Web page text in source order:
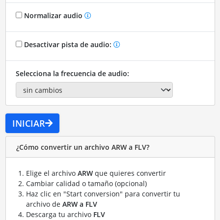
Normalizar audio
Desactivar pista de audio:
Selecciona la frecuencia de audio:
INICIAR
¿Cómo convertir un archivo ARW a FLV?
Elige el archivo ARWque quieres convertir
Cambiar calidad o tamaño (opcional)
Haz clic en "Start conversion" para convertir tu
archivo de ARW a FLV
Descarga tu archivo FLV